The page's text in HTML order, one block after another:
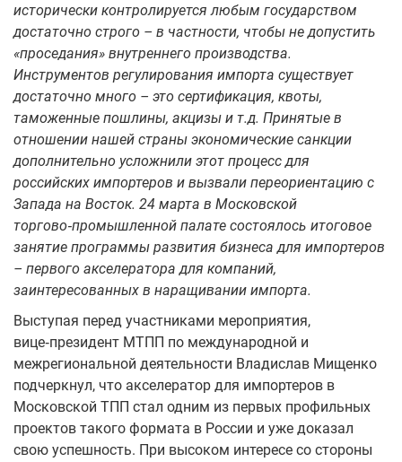
исторически контролируется любым государством
достаточно строго – в частности, чтобы не допустить
«проседания» внутреннего производства.
Инструментов регулирования импорта существует
достаточно много – это сертификация, квоты,
таможенные пошлины, акцизы и т.д. Принятые в
отношении нашей страны экономические санкции
дополнительно усложнили этот процесс для
российских импортеров и вызвали переориентацию с
Запада на Восток. 24 марта в Московской
торгово‑промышленной палате состоялось итоговое
занятие программы развития бизнеса для импортеров
– первого акселератора для компаний,
заинтересованных в наращивании импорта.
Выступая перед участниками мероприятия,
вице‑президент МТПП по международной и
межрегиональной деятельности Владислав Мищенко
подчеркнул, что акселератор для импортеров в
Московской ТПП стал одним из первых профильных
проектов такого формата в России и уже доказал
свою успешность. При высоком интересе со стороны